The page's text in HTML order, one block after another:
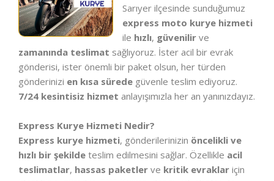
Sarıyer ilçesinde sunduğumuz
express moto kurye hizmeti
ile hızlı, güvenilir ve
zamanında teslimat sağlıyoruz. İster acil bir evrak
gönderisi, ister önemli bir paket olsun, her türden
gönderinizi en kısa sürede güvenle teslim ediyoruz.
7/24 kesintisiz hizmet anlayışımızla her an yanınızdayız.
Express Kurye Hizmeti Nedir?
Express kurye hizmeti, gönderilerinizin öncelikli ve
hızlı bir şekilde teslim edilmesini sağlar. Özellikle acil
teslimatlar, hassas paketler ve kritik evraklar için